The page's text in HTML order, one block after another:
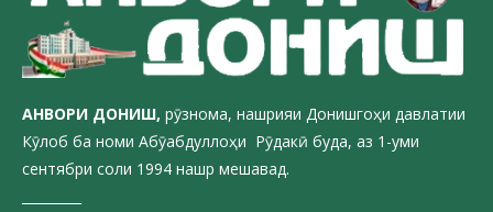
АНВОРИ ДОНИШ, рӯзнома, нашрияи Донишгоҳи давлатии
Кӯлоб ба номи Абӯабдуллоҳи Рӯдакӣ буда, аз 1-уми
сентябри соли 1994 нашр мешавад.